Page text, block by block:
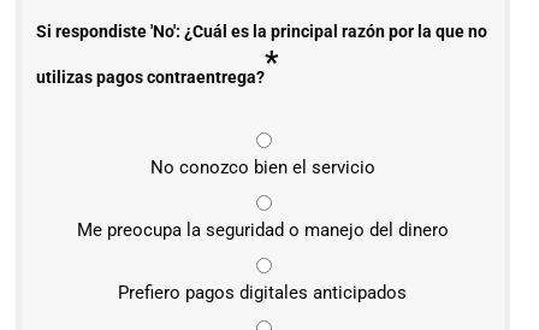
Si respondiste 'No': ¿Cuál es la principal razón por la que no
utilizas pagos contraentrega?*
No conozco bien el servicio
Me preocupa la seguridad o manejo del dinero
Prefiero pagos digitales anticipados